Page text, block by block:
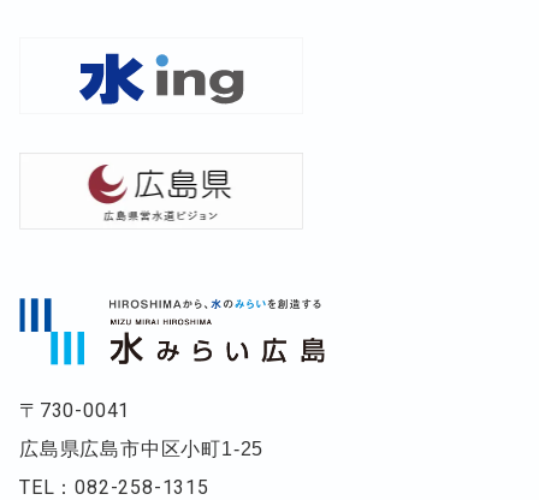
〒730-0041
広島県広島市中区小町1-25
TEL：082-258-1315